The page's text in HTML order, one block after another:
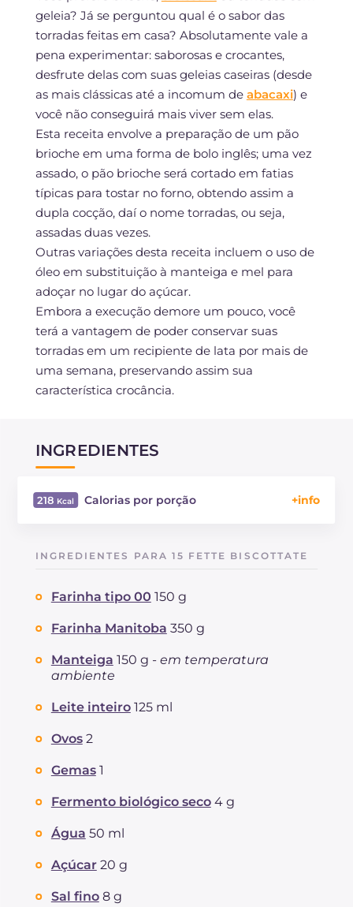
geleia? Já se perguntou qual é o sabor das
torradas feitas em casa? Absolutamente vale a
pena experimentar: saborosas e crocantes,
desfrute delas com suas geleias caseiras (desde
as mais clássicas até a incomum de abacaxi) e
você não conseguirá mais viver sem elas.
Esta receita envolve a preparação de um pão
brioche em uma forma de bolo inglês; uma vez
assado, o pão brioche será cortado em fatias
típicas para tostar no forno, obtendo assim a
dupla cocção, daí o nome torradas, ou seja,
assadas duas vezes.
Outras variações desta receita incluem o uso de
óleo em substituição à manteiga e mel para
adoçar no lugar do açúcar.
Embora a execução demore um pouco, você
terá a vantagem de poder conservar suas
torradas em um recipiente de lata por mais de
uma semana, preservando assim sua
característica crocância.
INGREDIENTES
218 Calorias por porção
Gorduras
das quais gorduras saturadas
Colesterol mg
INGREDIENTES PARA 15 FETTE BISCOTTATE
Farinha tipo 00 150 g
Farinha Manitoba 350 g
Manteiga 150 g - em temperatura
ambiente
Leite inteiro 125 ml
Ovos 2
Gemas 1
Fermento biológico seco 4 g
Água 50 ml
Açúcar 20 g
Sal fino 8 g